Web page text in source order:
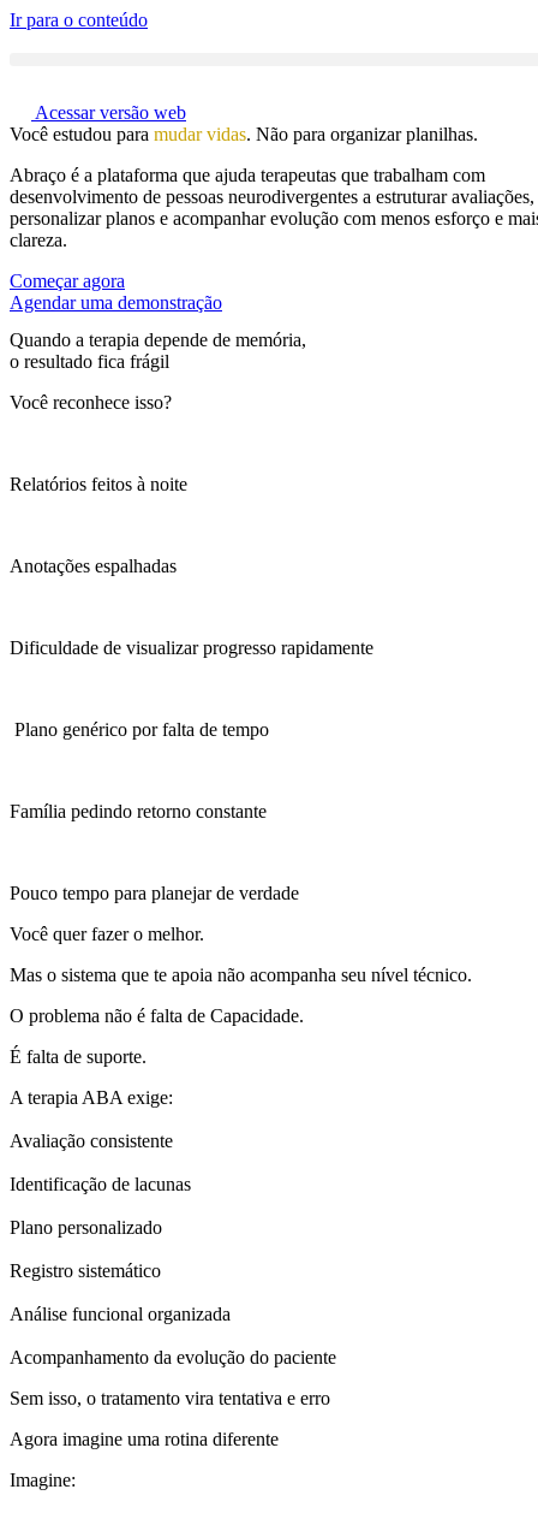
Ir para o conteúdo
Acessar versão web
Você estudou para mudar vidas. Não para organizar planilhas.
Abraço é a plataforma que ajuda terapeutas que trabalham com
desenvolvimento de pessoas neurodivergentes a estruturar avaliações,
personalizar planos e acompanhar evolução com menos esforço e
clareza.
Começar agora
Agendar uma demonstração
Quando a terapia depende de memória,
o resultado fica frágil
Você reconhece isso?
Relatórios feitos à noite
Anotações espalhadas
Dificuldade de visualizar progresso rapidamente
Plano genérico por falta de tempo
Família pedindo retorno constante
Pouco tempo para planejar de verdade
Você quer fazer o melhor.
Mas o sistema que te apoia não acompanha seu nível técnico.
O problema não é falta de Capacidade.
É falta de suporte.
A terapia ABA exige:
Avaliação consistente
Identificação de lacunas
Plano personalizado
Registro sistemático
Análise funcional organizada
Acompanhamento da evolução do paciente
Sem isso, o tratamento vira tentativa e erro
Agora imagine uma rotina diferente
Imagine: